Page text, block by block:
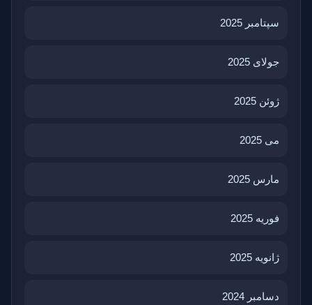
سپتامبر 2025
جولای 2025
ژوئن 2025
می 2025
مارس 2025
فوریه 2025
ژانویه 2025
دسامبر 2024